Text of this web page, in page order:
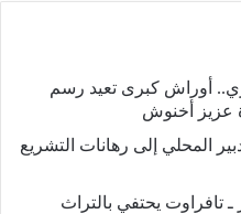
أوراش كبرى تعيد رسم
عزيز أخنوش
المحلي إلى رهانات التشريع
ـ تافراوت يحتفي بالتراث